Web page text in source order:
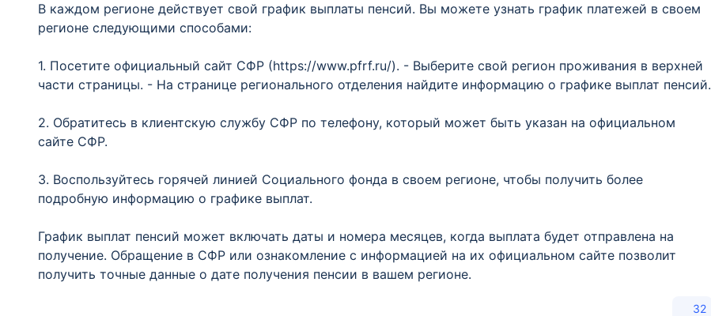
В каждом регионе действует свой график выплаты пенсий. Вы можете узнать график платежей в своем
регионе следующими способами:
1. Посетите официальный сайт СФР (https://www.pfrf.ru/). - Выберите свой регион проживания в верхней
части страницы. - На странице регионального отделения найдите информацию о графике выплат пенсий.
2. Обратитесь в клиентскую службу СФР по телефону, который может быть указан на официальном
сайте СФР.
3. Воспользуйтесь горячей линией Социального фонда в своем регионе, чтобы получить более
подробную информацию о графике выплат.
График выплат пенсий может включать даты и номера месяцев, когда выплата будет отправлена на
получение. Обращение в СФР или ознакомление с информацией на их официальном сайте позволит
получить точные данные о дате получения пенсии в вашем регионе.
32